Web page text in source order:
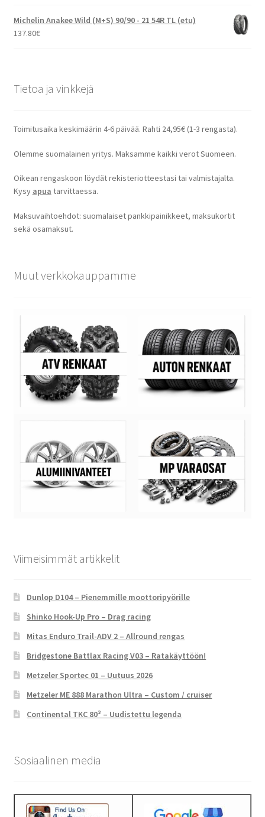
Michelin Anakee Wild (M+S) 90/90 - 21 54R TL (etu)
137.80€
Tietoa ja vinkkejä
Toimitusaika keskimäärin 4-6 päivää. Rahti 24,95€ (1-3 rengasta).
Olemme suomalainen yritys. Maksamme kaikki verot Suomeen.
Oikean rengaskoon löydät rekisteriotteestasi tai valmistajalta.
Kysy apua tarvittaessa.
Maksuvaihtoehdot: suomalaiset pankkipainikkeet, maksukortit
sekä osamaksut.
Muut verkkokauppamme
Viimeisimmät artikkelit
Dunlop D104 – Pienemmille moottoripyörille
Shinko Hook-Up Pro – Drag racing
Mitas Enduro Trail-ADV 2 – Allround rengas
Bridgestone Battlax Racing V03 – Ratakäyttöön!
Metzeler Sportec 01 – Uutuus 2026
Metzeler ME 888 Marathon Ultra – Custom / cruiser
Continental TKC 80² – Uudistettu legenda
Sosiaalinen media